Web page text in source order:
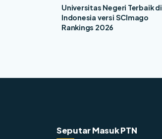
Universitas Negeri Terbaik di
Indonesia versi SCImago
Rankings 2026
Seputar Masuk PTN